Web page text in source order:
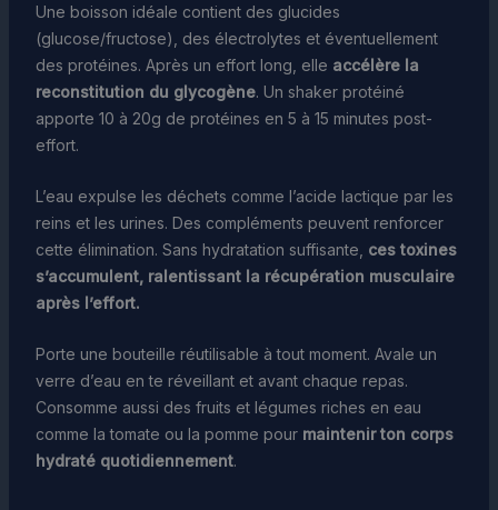
Une boisson idéale contient des glucides
(glucose/fructose), des électrolytes et éventuellement
des protéines. Après un effort long, elle accélère la
reconstitution du glycogène. Un shaker protéiné
apporte 10 à 20g de protéines en 5 à 15 minutes post-
effort.
L’eau expulse les déchets comme l’acide lactique par les
reins et les urines. Des compléments peuvent renforcer
cette élimination. Sans hydratation suffisante, ces toxines
s’accumulent, ralentissant la récupération musculaire
après l’effort.
Porte une bouteille réutilisable à tout moment. Avale un
verre d’eau en te réveillant et avant chaque repas.
Consomme aussi des fruits et légumes riches en eau
comme la tomate ou la pomme pour maintenir ton corps
hydraté quotidiennement.